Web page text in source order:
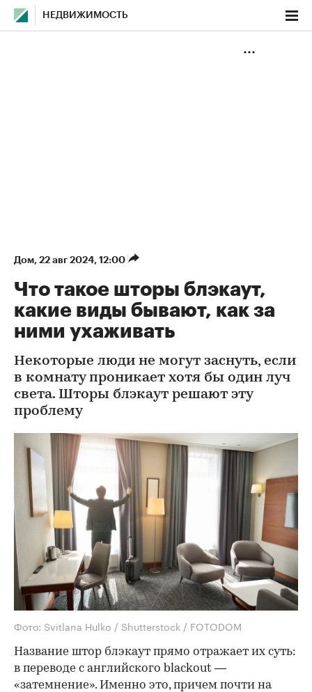
НЕДВИЖИМОСТЬ
Дом⁠, 22 авг 2024, 12:00
Что такое шторы блэкаут,
какие виды бывают, как за
ними ухаживать
Некоторые люди не могут заснуть, если
в комнату проникает хотя бы один луч
света. Шторы блэкаут решают эту
проблему
Фото: Svitlana Hulko / Shutterstock / FOTODOM
Название штор блэкаут прямо отражает их суть:
в переводе с английского blackout —
«затемнение». Именно это, причем почти на